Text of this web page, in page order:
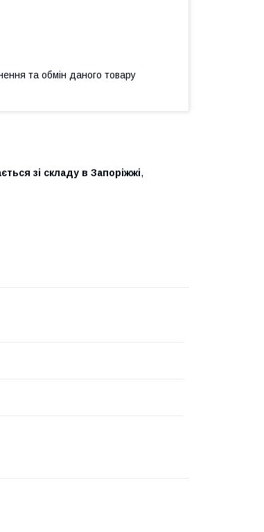
та обмін даного товару
зі складу в Запоріжжі,